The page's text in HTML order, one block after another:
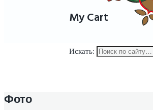
My Cart
Искать:
Фото